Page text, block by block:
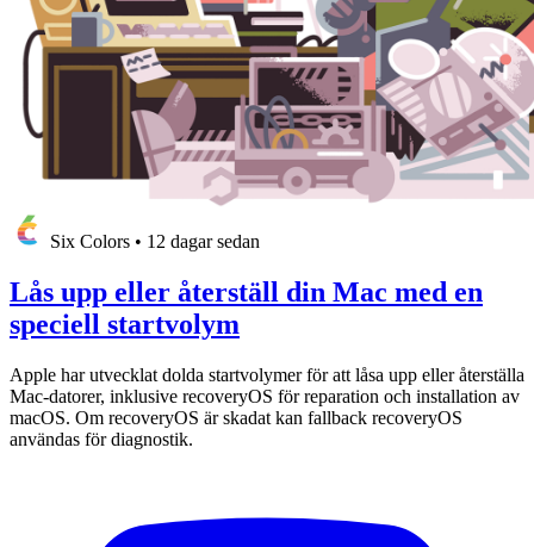
Six Colors • 12 dagar sedan
Lås upp eller återställ din Mac med en
speciell startvolym
Apple har utvecklat dolda startvolymer för att låsa upp eller återställa
Mac-datorer, inklusive recoveryOS för reparation och installation av
macOS. Om recoveryOS är skadat kan fallback recoveryOS
användas för diagnostik.